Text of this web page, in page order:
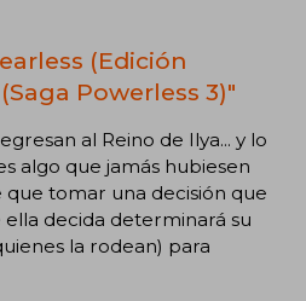
(Edición
Powerless 3)"
al Reino de Ilya... y lo
algo que jamás hubiesen
que tomar una decisión que
ella decida determinará su
la rodean) para